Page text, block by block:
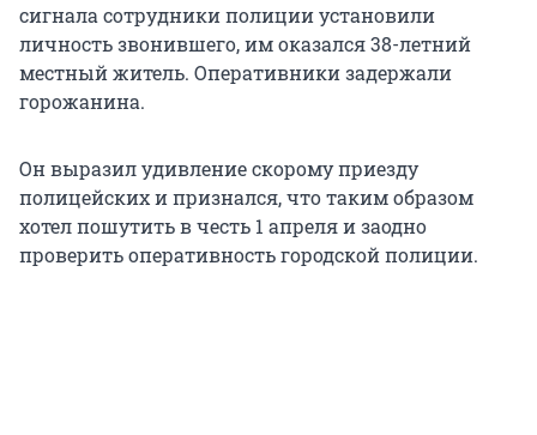
сигнала сотрудники полиции установили
личность звонившего, им оказался 38-летний
местный житель. Оперативники задержали
горожанина.
Он выразил удивление скорому приезду
полицейских и признался, что таким образом
хотел пошутить в честь 1 апреля и заодно
проверить оперативность городской полиции.